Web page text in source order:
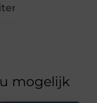
mogelijk